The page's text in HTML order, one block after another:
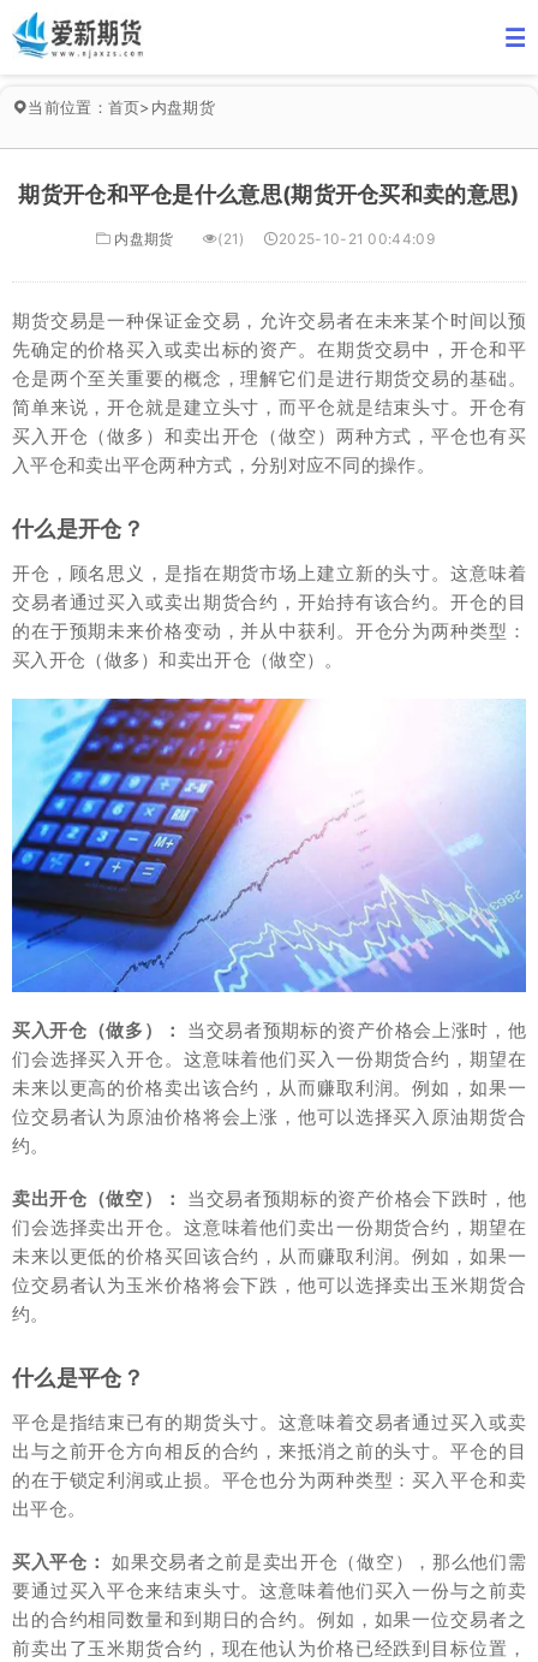
当前位置： 首页>内盘期货
期货开仓和平仓是什么意思(期货开仓买和卖的意思)
内盘期货 (21) 2025-10-21 00:44:09
期货交易是一种保证金交易，允许交易者在未来某个时间以预
先确定的价格买入或卖出标的资产。在期货交易中，开仓和平
仓是两个至关重要的概念，理解它们是进行期货交易的基础。
简单来说，开仓就是建立头寸，而平仓就是结束头寸。开仓有
买入开仓（做多）和卖出开仓（做空）两种方式，平仓也有买
入平仓和卖出平仓两种方式，分别对应不同的操作。
什么是开仓？
开仓，顾名思义，是指在期货市场上建立新的头寸。这意味着
交易者通过买入或卖出期货合约，开始持有该合约。开仓的目
的在于预期未来价格变动，并从中获利。开仓分为两种类型：
买入开仓（做多）和卖出开仓（做空）。
买入开仓（做多）：
当交易者预期标的资产价格会上涨时，他
们会选择买入开仓。这意味着他们买入一份期货合约，期望在
未来以更高的价格卖出该合约，从而赚取利润。例如，如果一
位交易者认为原油价格将会上涨，他可以选择买入原油期货合
约。
卖出开仓（做空）：
当交易者预期标的资产价格会下跌时，他
们会选择卖出开仓。这意味着他们卖出一份期货合约，期望在
未来以更低的价格买回该合约，从而赚取利润。例如，如果一
位交易者认为玉米价格将会下跌，他可以选择卖出玉米期货合
约。
什么是平仓？
平仓是指结束已有的期货头寸。这意味着交易者通过买入或卖
出与之前开仓方向相反的合约，来抵消之前的头寸。平仓的目
的在于锁定利润或止损。平仓也分为两种类型：买入平仓和卖
出平仓。
买入平仓： 如果交易者之前是卖出开仓（做空），那么他们需
要通过买入平仓来结束头寸。这意味着他们买入一份与之前卖
出的合约相同数量和到期日的合约。例如，如果一位交易者之
前卖出了玉米期货合约，现在他认为价格已经跌到目标位置，